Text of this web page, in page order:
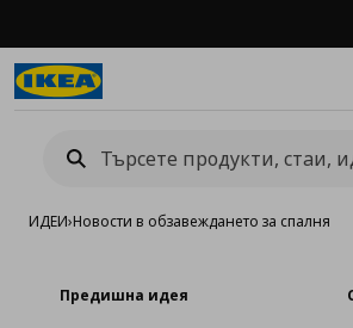
ИДЕИ›Новости в обзавеждането за спалня
Предишна идея